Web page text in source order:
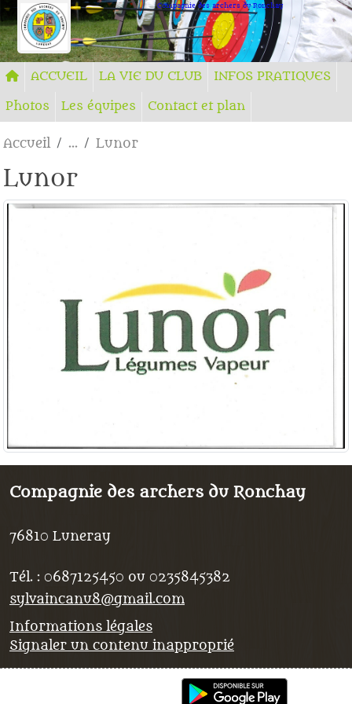
Compagnie des archers du Ronchay
ACCUEIL LA VIE DU CLUB
INFOS PRATIQUES
Photos
Les équipes Contact et plan
Accueil Lunor
Lunor
Compagnie des archers du Ronchay
76810 Luneray
Tél. : 0687125450 ou 0235845382
sylvaincanu8@gmail.com
Informations légales
Signaler un contenu inapproprié
Panneau de gestion des cookies